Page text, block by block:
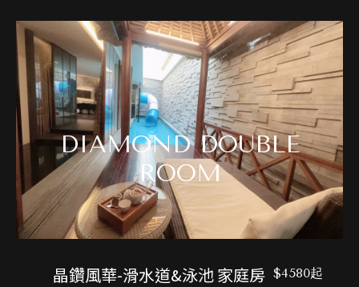
DIAMOND DOUBLE
ROOM
晶鑽風華-滑水道&泳池 家庭房 $4580起